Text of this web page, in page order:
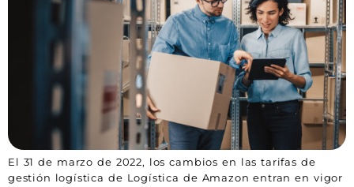
El 31 de marzo de 2022, los cambios en las tarifas de
gestión logística de Logística de Amazon entran en vigor